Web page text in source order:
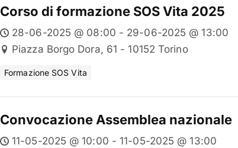
Corso di formazione SOS Vita 2025
28-06-2025 @ 08:00 - 29-06-2025 @ 13:00
Piazza Borgo Dora, 61 - 10152 Torino
Formazione SOS Vita
Convocazione Assemblea nazionale
11-05-2025 @ 10:00 - 11-05-2025 @ 13:00